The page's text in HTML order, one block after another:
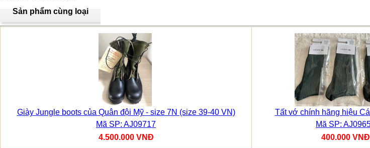
Sản phẩm cùng loại
Giày Jungle boots của Quân đội Mỹ - size 7N (size 39-40 VN)
Mã SP: AJ09717
4.500.000 VNĐ
Tất vớ chính hãng hiệu
Mã SP:
400.000 VNĐ